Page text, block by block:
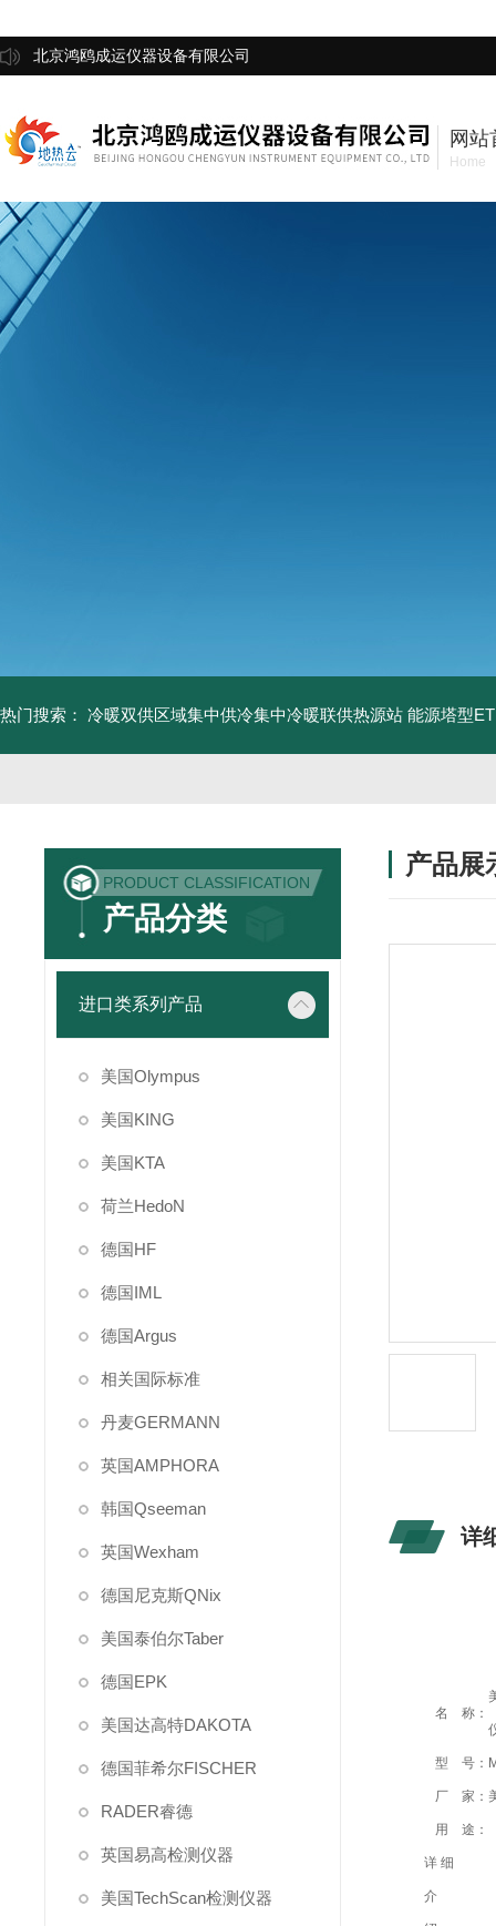
北京鸿鸥成运仪器设备有限公司
网站
Home
热门搜索： 冷暖双供区域集中供冷集中冷暖联供热源站 能源塔型
PRODUCT CLASSIFICATION
产品分类
进口类系列产品
美国Olympus
美国KING
美国KTA
荷兰HedoN
德国HF
德国IML
德国Argus
相关国际标准
丹麦GERMANN
英国AMPHORA
韩国Qseeman
英国Wexham
德国尼克斯QNix
美国泰伯尔Taber
德国EPK
美国达高特DAKOTA
德国菲希尔FISCHER
RADER睿德
英国易高检测仪器
美国TechScan检测仪器
产品展
详
名 称：
型 号：
厂 家：
用 途：
详细
介